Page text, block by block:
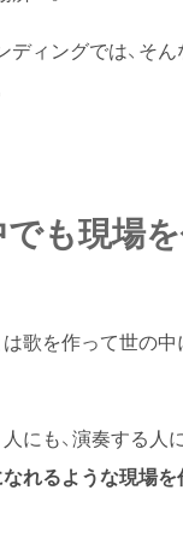
ディングでは、そ
も現場
歌を作って世の
にも、演奏する人
れるような現場